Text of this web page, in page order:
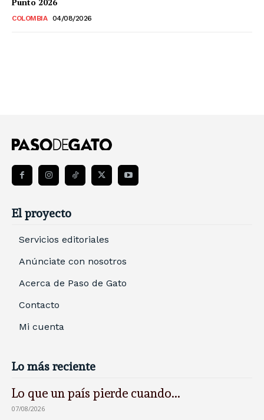
Punto 2026
COLOMBIA 04/08/2026
El proyecto
Servicios editoriales
Anúnciate con nosotros
Acerca de Paso de Gato
Contacto
Mi cuenta
Lo más reciente
Lo que un país pierde cuando...
07/08/2026